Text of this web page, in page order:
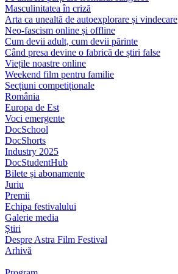
Masculinitatea în criză
Arta ca unealtă de autoexplorare și vindecare
Neo-fascism online și offline
Cum devii adult, cum devii părinte
Când presa devine o fabrică de știri false
Viețile noastre online
Weekend film pentru familie
Secțiuni competiționale
România
Europa de Est
Voci emergente
DocSchool
DocShorts
Industry 2025
DocStudentHub
Bilete și abonamente
Juriu
Premii
Echipa festivalului
Galerie media
Știri
Despre Astra Film Festival
Arhivă